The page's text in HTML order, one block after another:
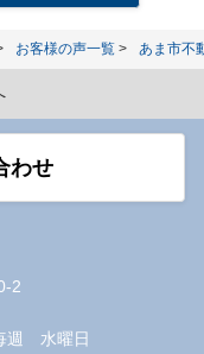
お客様の声一覧 あま市不
わせ
2
週 水曜日